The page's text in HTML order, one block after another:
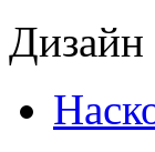
Дизайн